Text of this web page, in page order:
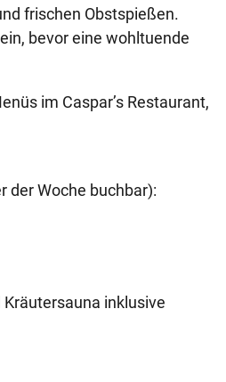
frischen Obstspießen.
bevor eine wohltuende
im Caspar’s Restaurant,
der Woche buchbar):
inklusive